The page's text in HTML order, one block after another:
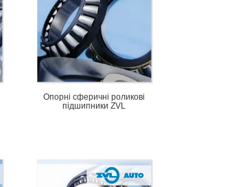
Опорні сферичні роликові
підшипники ZVL